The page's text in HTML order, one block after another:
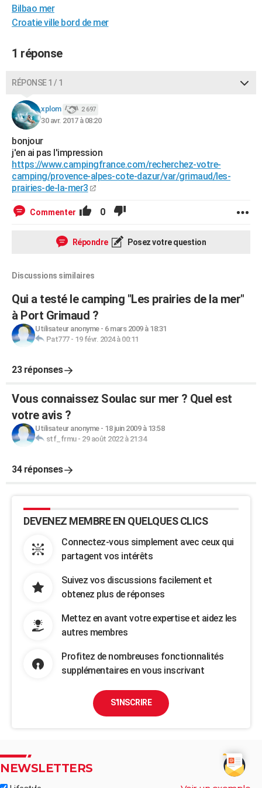
Destinations
City break
Voyage nature
Voyage de noces
Forum
Climat
+PHOTO
BONS PLANS
CARTE DE VOEUX
Carte de Noël
Carte Bonne année
Carte Saint-Valentin
Carte Pâques
Carte d'anniversaire
DICTIONNAIRE
Dictionnaire
Biographies
Citations
Expressions
Proverbes
COPAINS D'AVANT
S'inscrire
Se connecter
Lycées
Collèges
Primaires
Universités
Entreprises
Service militaire
Avis de recherche
AVIS DE DÉCÈS
FORUM
Bilbao mer
Croatie ville bord de mer
1 réponse
RÉPONSE 1 / 1
xplom 2 697
30 avr. 2017 à 08:20
bonjour
j'en ai pas l'impression
https://www.campingfrance.com/recherchez-votre-
camping/provence-alpes-cote-dazur/var/grimaud/les-
prairies-de-la-mer3
Commenter 0
Répondre Posez votre question
Discussions similaires
Qui a testé le camping "Les prairies de la mer"
à Port Grimaud ?
Utilisateur anonyme- 6 mars 2009 à 18:31
Pat777- 19 févr. 2024 à 00:11
23 réponses
Vous connaissez Soulac sur mer ? Quel est
votre avis ?
Utilisateur anonyme- 18 juin 2009 à 13:58
stf_frmu- 29 août 2022 à 21:34
34 réponses
DEVENEZ MEMBRE EN QUELQUES CLICS
Connectez-vous simplement avec ceux qui
partagent vos intérêts
Suivez vos discussions facilement et
obtenez plus de réponses
Mettez en avant votre expertise et aidez les
autres membres
Profitez de nombreuses fonctionnalités
supplémentaires en vous inscrivant
S'INSCRIRE
NEWSLETTERS